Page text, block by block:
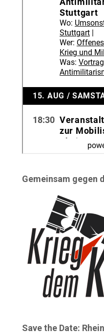
Gemeinsam gegen
Save the Date: